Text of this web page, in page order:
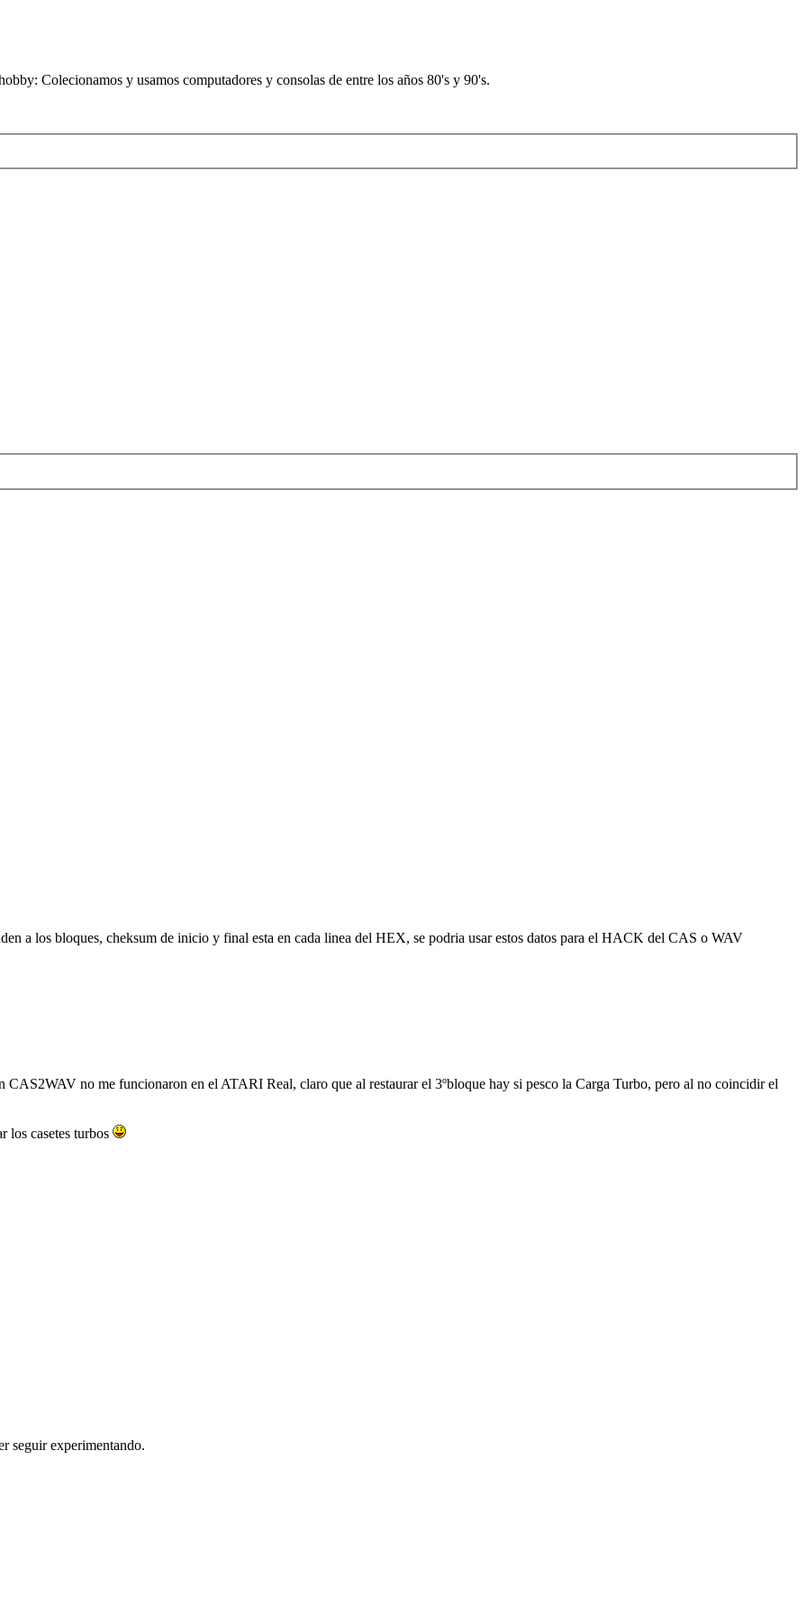
Colecionamos y usamos computadores y consolas de entre los años 80's y 90's.
a los bloques, cheksum de inicio y final esta en cada linea del HEX, se podria usar estos datos para el HACK del CAS o WAV
no me funcionaron en el ATARI Real, claro que al restaurar el 3ºbloque hay si pesco la Carga Turbo, pero al no coincidir el
los casetes turbos
seguir experimentando.